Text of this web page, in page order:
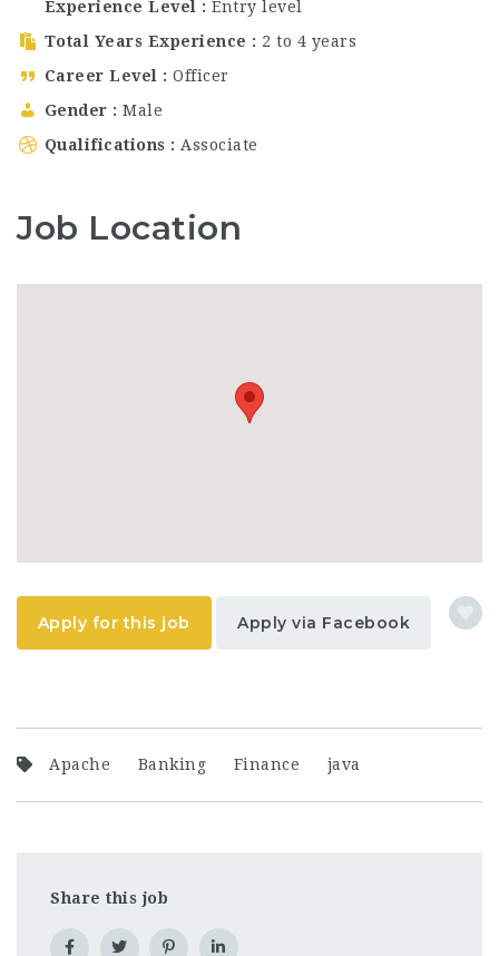
Experience Level
Entry level
Total Years Experience
2 to 4 years
Career Level
Officer
Gender
Male
Qualifications
Associate
Job Location
Apply for this job Apply via Facebook
Apache Banking Finance java
Share this job